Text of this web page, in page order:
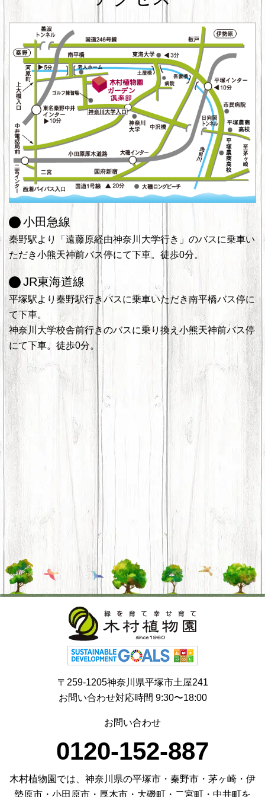
小田急線
秦野駅より「遠藤原経由神奈川大学行き」のバスに乗車い
ただき小熊天神前バス停にて下車。徒歩0分。
JR東海道線
平塚駅より秦野駅行きバスに乗車いただき南平橋バス停に
て下車。
神奈川大学校舎前行きのバスに乗り換え小熊天神前バス停
にて下車。徒歩0分。
〒259-1205神奈川県平塚市土屋241
お問い合わせ対応時間 9:30〜18:00
お問い合わせ
0120-152-887
木村植物園では、神奈川県の平塚市・秦野市・茅ヶ崎・伊
勢原市・小田原市・厚木市・大磯町・二宮町・中井町を